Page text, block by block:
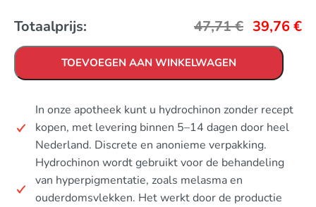
Totaalprijs: 47,71€ 39,76€
TOEVOEGEN AAN WINKELWAGEN
In onze apotheek kunt u hydrochinon zonder recept
kopen, met levering binnen 5–14 dagen door heel
Nederland. Discrete en anonieme verpakking.
Hydrochinon wordt gebruikt voor de behandeling
van hyperpigmentatie, zoals melasma en
ouderdomsvlekken. Het werkt door de productie